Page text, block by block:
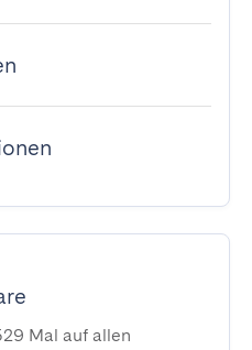
Mal auf allen